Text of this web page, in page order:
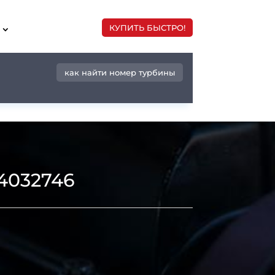
КУПИТЬ БЫСТРО!
как найти номер турбины